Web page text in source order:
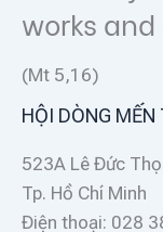
works
(Mt 5,16)
HỘI DÒNG MẾN
523A Lê Đức
Tp. Hồ Chí Minh
Điện thoại: 028